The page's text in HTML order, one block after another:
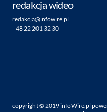
redakcja wideo
redakcja@infowire.pl
+48 22 201 32 30
copyright ©2019infoWire.pl